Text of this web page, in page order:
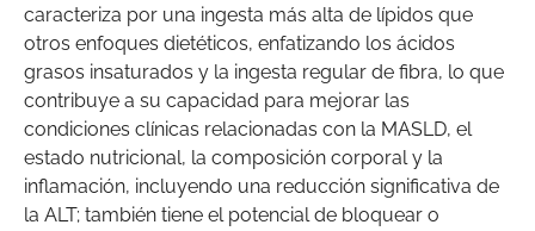
caracteriza por una ingesta más alta de lípidos que
otros enfoques dietéticos, enfatizando los ácidos
grasos insaturados y la ingesta regular de fibra, lo que
contribuye a su capacidad para mejorar las
condiciones clínicas relacionadas con la MASLD, el
estado nutricional, la composición corporal y la
inflamación, incluyendo una reducción significativa de
la ALT; también tiene el potencial de bloquear o